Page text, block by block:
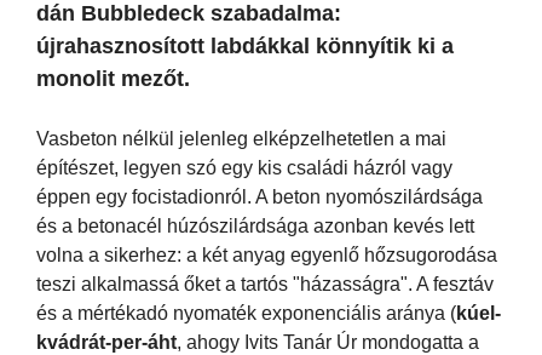
dán Bubbledeck szabadalma:
újrahasznosított labdákkal könnyítik ki a
monolit mezőt.
Vasbeton nélkül jelenleg elképzelhetetlen a mai
építészet, legyen szó egy kis családi házról vagy
éppen egy focistadionról. A beton nyomószilárdsága
és a betonacél húzószilárdsága azonban kevés lett
volna a sikerhez: a két anyag egyenlő hőzsugorodása
teszi alkalmassá őket a tartós "házasságra". A fesztáv
és a mértékadó nyomaték exponenciális aránya (kúel-
kvádrát-per-áht, ahogy Ivits Tanár Úr mondogatta a